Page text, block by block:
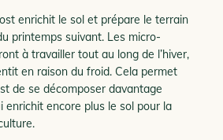
enrichit le sol et prépare le terrain
printemps suivant. Les micro-
à travailler tout au long de l’hiver,
en raison du froid. Cela permet
de se décomposer davantage
enrichit encore plus le sol pour la